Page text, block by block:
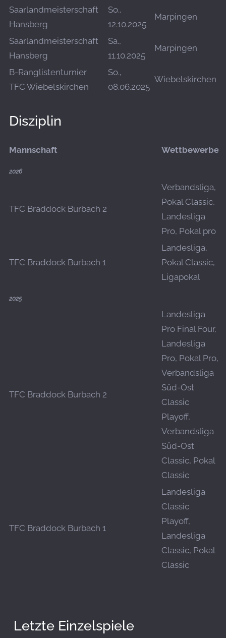
Saarlandmeisterschaft
Hansberg
So.,
12.10.2025
Marpingen
Saarlandmeisterschaft
Hansberg
Sa.,
11.10.2025
Marpingen
B-Ranglistenturnier
TFC Wiebelskirchen
So.,
08.06.2025
Wiebelskirchen
Disziplin
Mannschaft Wettbewerbe
2026
TFC Braddock Burbach 2
Verbandsliga,
Pokal Classic,
Landesliga
Pro, Pokal pro
TFC Braddock Burbach 1
Landesliga,
Pokal Classic,
Ligapokal
2025
TFC Braddock Burbach 2
Landesliga
Pro Final Four,
Landesliga
Pro, Pokal Pro,
Verbandsliga
Süd-Ost
Classic
Playoff,
Verbandsliga
Süd-Ost
Classic, Pokal
Classic
TFC Braddock Burbach 1
Landesliga
Classic
Playoff,
Landesliga
Classic, Pokal
Classic
Letzte Einzelspiele